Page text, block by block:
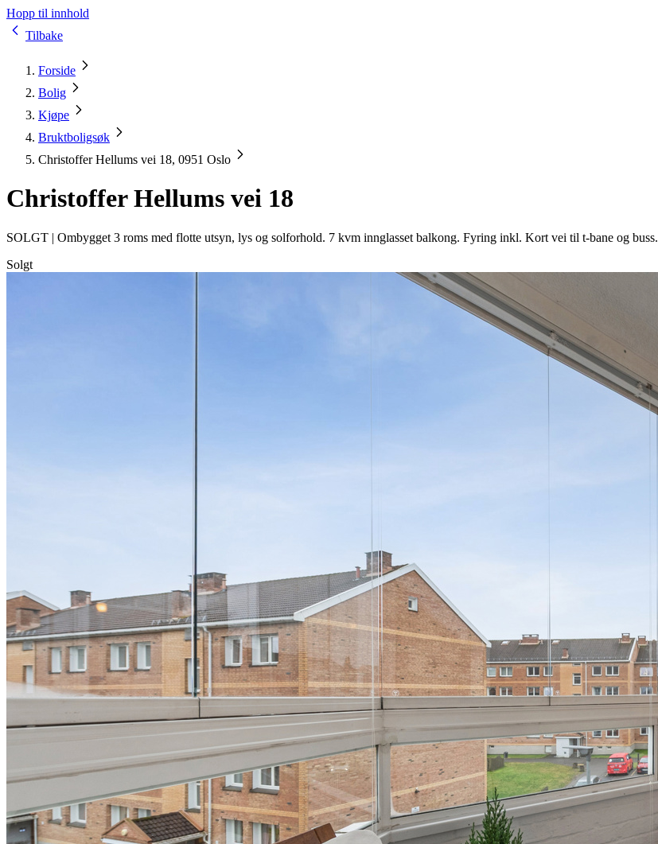
Hopp til innhold
Tilbake
Forside
Bolig
Kjøpe
Bruktboligsøk
Christoffer Hellums vei 18, 0951 Oslo
Christoffer Hellums vei 18
SOLGT | Ombygget 3 roms med flotte utsyn, lys og solforhold. 7 kvm innglasset balkong. Fyring inkl. Kort vei til t-bane og buss.
Solgt